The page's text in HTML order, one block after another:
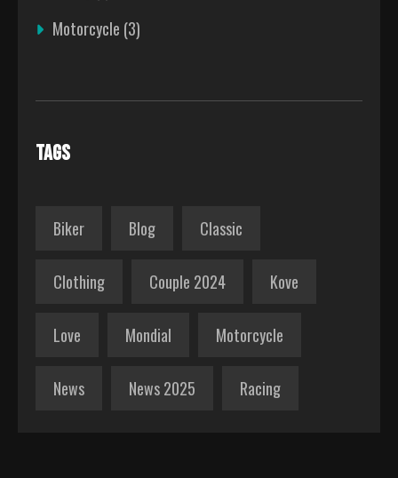
Motorcycle (3)
TAGS
Biker Blog Classic
Clothing Couple 2024 Kove
Love Mondial Motorcycle
News News 2025 Racing